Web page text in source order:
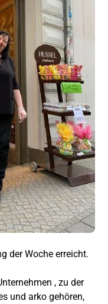
der Woche erreicht.
, zu der
und arko gehören,